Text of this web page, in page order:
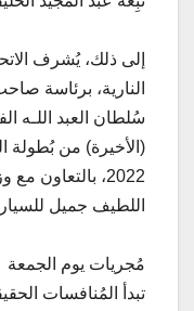
إلى ذلك، يُشرف
النارية، برئاسة
سُلطان العبد اللـه
(الأخيرة) من بُطولة
2022، بالتعاون
اللطيف جميل
مُجريات يوم الجمعة
تبدأ المُنافسات